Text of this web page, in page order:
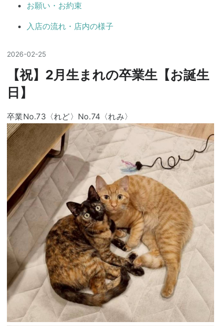
お願い・お約束
入店の流れ・店内の様子
2026-02-25
【祝】2月生まれの卒業生【お誕生
日】
卒業No.73〈れど〉No.74〈れみ〉